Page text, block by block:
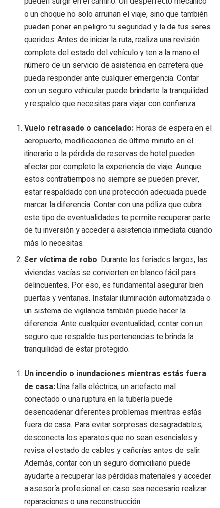
o un choque no solo arruinan el viaje, sino que también
pueden poner en peligro tu seguridad y la de tus seres
queridos. Antes de iniciar la ruta, realiza una revisión
completa del estado del vehículo y ten a la mano el
número de un servicio de asistencia en carretera que
pueda responder ante cualquier emergencia. Contar
con un seguro vehicular puede brindarte la tranquilidad
y respaldo que necesitas para viajar con confianza.
Vuelo retrasado o cancelado: Horas de espera en el
aeropuerto, modificaciones de último minuto en el
itinerario o la pérdida de reservas de hotel pueden
afectar por completo la experiencia de viaje. Aunque
estos contratiempos no siempre se pueden prever,
estar respaldado con una protección adecuada puede
marcar la diferencia. Contar con una póliza que cubra
este tipo de eventualidades te permite recuperar parte
de tu inversión y acceder a asistencia inmediata cuando
más lo necesitas.
Ser víctima de robo: Durante los feriados largos, las
viviendas vacías se convierten en blanco fácil para
delincuentes. Por eso, es fundamental asegurar bien
puertas y ventanas. Instalar iluminación automatizada o
un sistema de vigilancia también puede hacer la
diferencia. Ante cualquier eventualidad, contar con un
seguro que respalde tus pertenencias te brinda la
tranquilidad de estar protegido.
Un incendio o inundaciones mientras estás fuera
de casa:Una falla eléctrica, un artefacto mal
conectado o una ruptura en la tubería puede
desencadenar diferentes problemas mientras estás
fuera de casa. Para evitar sorpresas desagradables,
desconecta los aparatos que no sean esenciales y
revisa el estado de cables y cañerías antes de salir.
Además, contar con un seguro domiciliario puede
ayudarte a recuperar las pérdidas materiales y acceder
a asesoría profesional en caso sea necesario realizar
reparaciones o una reconstrucción.